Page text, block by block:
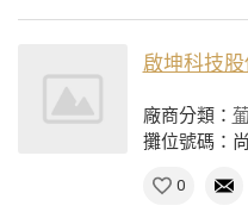
啟坤科技
廠商分類：
攤位號碼：
0